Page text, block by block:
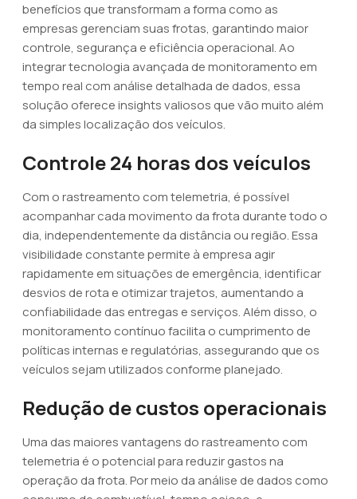
benefícios que transformam a forma como as
empresas gerenciam suas frotas, garantindo maior
controle, segurança e eficiência operacional. Ao
integrar tecnologia avançada de monitoramento em
tempo real com análise detalhada de dados, essa
solução oferece insights valiosos que vão muito além
da simples localização dos veículos.
Controle 24 horas dos veículos
Com o rastreamento com telemetria, é possível
acompanhar cada movimento da frota durante todo o
dia, independentemente da distância ou região. Essa
visibilidade constante permite à empresa agir
rapidamente em situações de emergência, identificar
desvios de rota e otimizar trajetos, aumentando a
confiabilidade das entregas e serviços. Além disso, o
monitoramento contínuo facilita o cumprimento de
políticas internas e regulatórias, assegurando que os
veículos sejam utilizados conforme planejado.
Redução de custos operacionais
Uma das maiores vantagens do rastreamento com
telemetria é o potencial para reduzir gastos na
operação da frota. Por meio da análise de dados como